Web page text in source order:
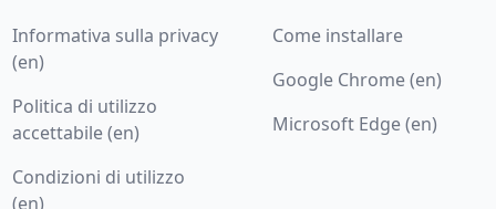
Informativa sulla privacy
(en)
Politica di utilizzo
accettabile (en)
Condizioni di utilizzo
(en)
Come installare
Google Chrome (en)
Microsoft Edge (en)